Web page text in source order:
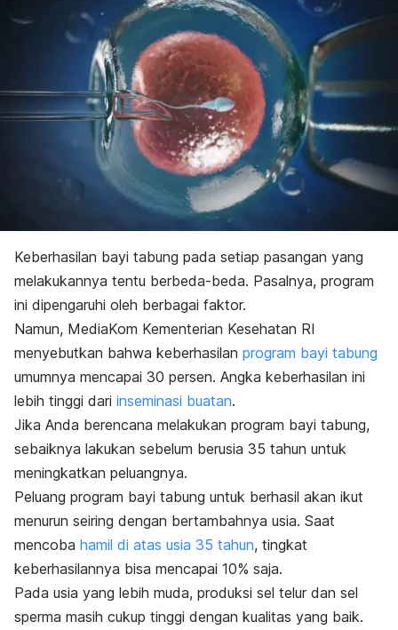
Keberhasilan bayi tabung pada setiap pasangan yang
melakukannya tentu berbeda-beda. Pasalnya, program
ini dipengaruhi oleh berbagai faktor.
Namun, MediaKom Kementerian Kesehatan RI
menyebutkan bahwa keberhasilan program bayi tabung
umumnya mencapai 30 persen. Angka keberhasilan ini
lebih tinggi dari inseminasi buatan.
Jika Anda berencana melakukan program bayi tabung,
sebaiknya lakukan sebelum berusia 35 tahun untuk
meningkatkan peluangnya.
Peluang program bayi tabung untuk berhasil akan ikut
menurun seiring dengan bertambahnya usia. Saat
mencoba hamil di atas usia 35 tahun, tingkat
keberhasilannya bisa mencapai 10% saja.
Pada usia yang lebih muda, produksi sel telur dan sel
sperma masih cukup tinggi dengan kualitas yang baik.